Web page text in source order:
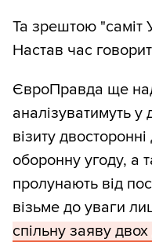
Та зрештою "саміт
Настав час
ЄвроПравда ще
аналізуватимуть у
візиту
оборонну угоду, а
пролунають від
візьме до уваги
спільну заяву